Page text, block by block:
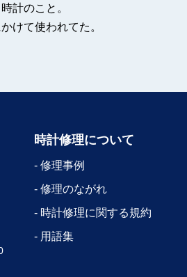
計のこと。
けて使われてた。
時計修理について
修理事例
修理のながれ
時計修理に関する規約
用語集